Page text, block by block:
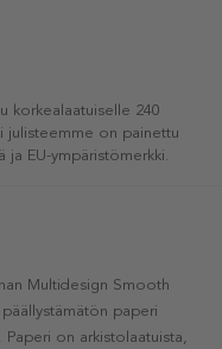
korkealaatuiselle 240
julisteemme on painettu
EU-ympäristömerkki.
Multidesign Smooth
paperi
Paperi on arkistolaatuista,